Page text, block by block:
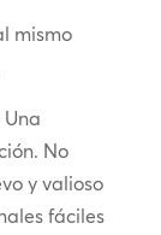
mismo
Una
No
y valioso
fáciles